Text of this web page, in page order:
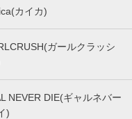
カイカ)
ガールクラッシ
NEVER DIE(ギャルネバー
)